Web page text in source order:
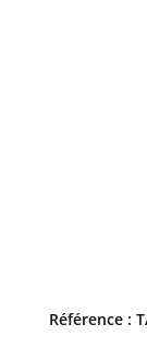
Référence :